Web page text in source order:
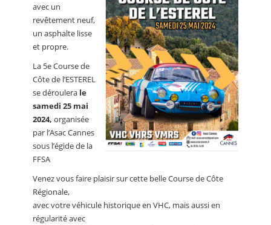
avec un
revêtement neuf,
un asphalte lisse
et propre.
La 5e Course de
Côte de l’ESTEREL
se déroulera le
samedi 25 mai
2024, organisée
par l’Asac Cannes
sous l’égide de la
FFSA
Venez vous faire plaisir sur cette belle Course de Côte
Régionale,
avec votre véhicule historique en VHC, mais aussi en
régularité avec